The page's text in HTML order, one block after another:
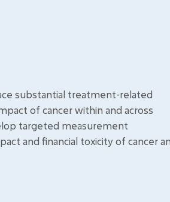
substantial treatment-related
of cancer within and across
targeted measurement
and financial toxicity of cancer